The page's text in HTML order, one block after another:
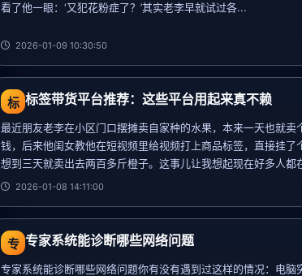
看了他一眼：‘又犯花粉症了？’其实老李早就试过各...
2026-01-09 10:30:50
标 标签带货平台推荐：这些平台用起来真不赖
最近朋友老李在小区门口摆摊卖自家种的水果，本来一天也就卖
钱，后来他闺女教他在短视频里给视频打上商品标签，直接挂了
想到三天就卖出去两百多斤橙子。这事儿让我想起现在好多人都
2026-01-08 14:11:00
专 专家系统能诊断哪些网络问题
专家系统能诊断哪些网络问题你有没有遇到过这样的情况：电脑